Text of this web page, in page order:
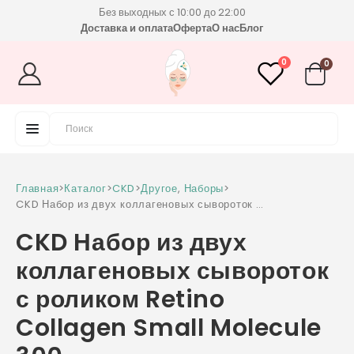
Без выходных с 10:00 до 22:00
Доставка и оплатаОфертаО насБлог
0 0
Главная>Каталог>CKD>Другое, Наборы>
CKD Набор из двух коллагеновых сывороток с
CKD Набор из двух
коллагеновых сывороток
с роликом Retino
Collagen Small Molecule